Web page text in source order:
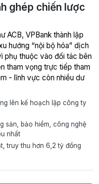
ghép chiến lược
ACB, VPBank thành lập
hướng “nội bộ hóa” dịch
phụ thuộc vào đối tác bên
tham vọng trực tiếp tham
- lĩnh vực còn nhiều dư
lên kế hoạch lập công ty
sản, bảo hiểm, công nghệ
nhất
truy thu hơn 6,2 tỷ đồng